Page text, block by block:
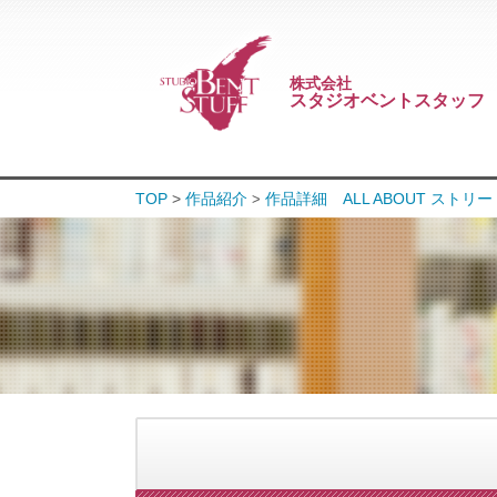
株式会社
スタジオベントスタッフ
TOP > 作品紹介 > 作品詳細 ALL ABOUT ストリー